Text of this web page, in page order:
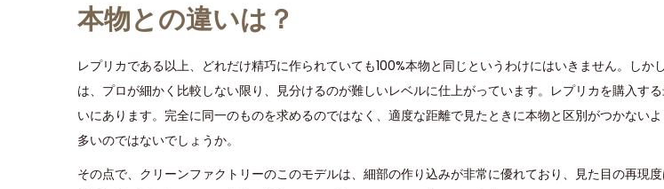
本物との違いは？
レプリカである以上、どれだけ精巧に作られていても100%本物と同じというわけにはいきません。しか
は、プロが細かく比較しない限り、見分けるのが難しいレベルに仕上がっています。レプリカを購入す
いにあります。完全に同一のものを求めるのではなく、適度な距離で見たときに本物と区別がつかない
多いのではないでしょうか。
その点で、クリーンファクトリーのこのモデルは、細部の作り込みが非常に優れており、見た目の再現